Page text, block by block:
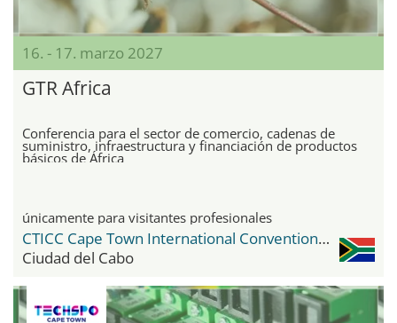
16. - 17. marzo 2027
GTR Africa
Conferencia para el sector de comercio, cadenas de
suministro, infraestructura y financiación de productos
básicos de África
únicamente para visitantes profesionales
CTICC Cape Town International Convention Center
Ciudad del Cabo